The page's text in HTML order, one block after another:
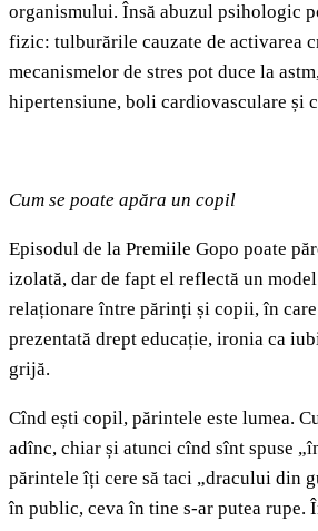
organismului. Însă abuzul psihologic
fizic: tulburările cauzate de activarea
mecanismelor de stres pot duce la
hipertensiune, boli cardiovasculare și
Cum se poate apăra un copil
Episodul de la Premiile Gopo poate
izolată, dar de fapt el reflectă un
relaționare între părinți și copii, în
prezentată drept educație, ironia ca
grijă.
Cînd ești copil, părintele este lumea.
adînc, chiar și atunci cînd sînt spuse
părintele îți cere să taci „dracului din
în public, ceva în tine s-ar putea rupe.